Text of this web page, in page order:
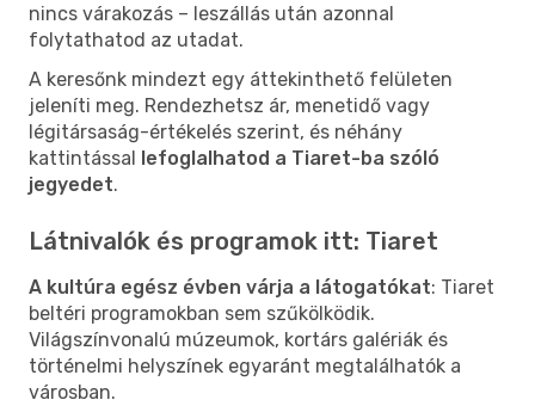
nincs várakozás – leszállás után azonnal
folytathatod az utadat.
A keresőnk mindezt egy áttekinthető felületen
jeleníti meg. Rendezhetsz ár, menetidő vagy
légitársaság-értékelés szerint, és néhány
kattintással lefoglalhatod a Tiaret-ba szóló
jegyedet.
Látnivalók és programok itt: Tiaret
A kultúra egész évben várja a látogatókat: Tiaret
beltéri programokban sem szűkölködik.
Világszínvonalú múzeumok, kortárs galériák és
történelmi helyszínek egyaránt megtalálhatók a
városban.